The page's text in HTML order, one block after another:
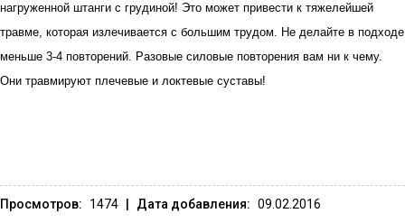
нагруженной штанги с грудиной! Это может привести к тяжелейшей
травме, которая излечивается с большим трудом. Не делайте в подходе
меньше 3-4 повторений. Разовые силовые повторения вам ни к чему.
Они травмируют плечевые и локтевые суставы!
Просмотров: 1474 Дата добавления: 09.02.2016